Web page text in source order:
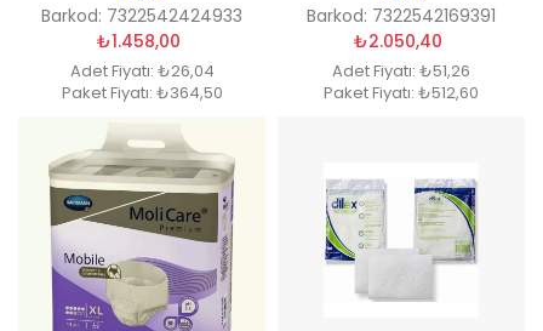
Barkod: 7322542424933
₺1.458,00
Adet Fiyatı: ₺26,04
Paket Fiyatı: ₺364,50
Barkod: 7322542169391
₺2.050,40
Adet Fiyatı: ₺51,26
Paket Fiyatı: ₺512,60